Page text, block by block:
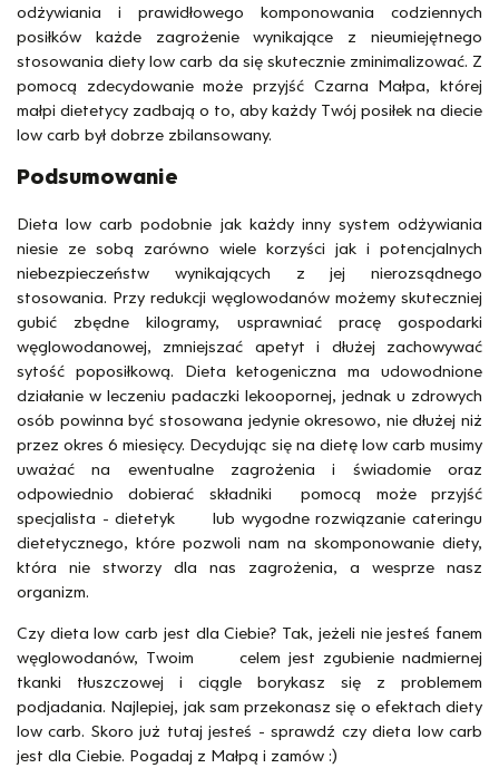
odżywiania i prawidłowego komponowania codziennych
posiłków każde zagrożenie wynikające z nieumiejętnego
stosowania diety low carb da się skutecznie zminimalizować. Z
pomocą zdecydowanie może przyjść Czarna Małpa, której
małpi dietetycy zadbają o to, aby każdy Twój posiłek na diecie
low carb był dobrze zbilansowany.
Podsumowanie
Dieta low carb podobnie jak każdy inny system odżywiania
niesie ze sobą zarówno wiele korzyści jak i potencjalnych
niebezpieczeństw wynikających z jej nierozsądnego
stosowania. Przy redukcji węglowodanów możemy skuteczniej
gubić zbędne kilogramy, usprawniać pracę gospodarki
węglowodanowej, zmniejszać apetyt i dłużej zachowywać
sytość poposiłkową. Dieta ketogeniczna ma udowodnione
działanie w leczeniu padaczki lekoopornej, jednak u zdrowych
osób powinna być stosowana jedynie okresowo, nie dłużej niż
przez okres 6 miesięcy. Decydując się na dietę low carb musimy
uważać na ewentualne zagrożenia i świadomie oraz
odpowiednio dobierać składniki pomocą może przyjść
specjalista - dietetyk lub wygodne rozwiązanie cateringu
dietetycznego, które pozwoli nam na skomponowanie diety,
która nie stworzy dla nas zagrożenia, a wesprze nasz
organizm.
Czy dieta low carb jest dla Ciebie? Tak, jeżeli nie jesteś fanem
węglowodanów, Twoim celem jest zgubienie nadmiernej
tkanki tłuszczowej i ciągle borykasz się z problemem
podjadania. Najlepiej, jak sam przekonasz się o efektach diety
low carb. Skoro już tutaj jesteś - sprawdź czy dieta low carb
jest dla Ciebie. Pogadaj z Małpą i zamów :)